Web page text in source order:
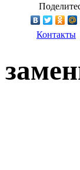
Контакты